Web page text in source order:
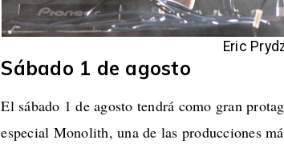
Eric
Sábado 1 de agosto
El sábado 1 de agosto tendrá como gran
especial Monolith, una de las producciones